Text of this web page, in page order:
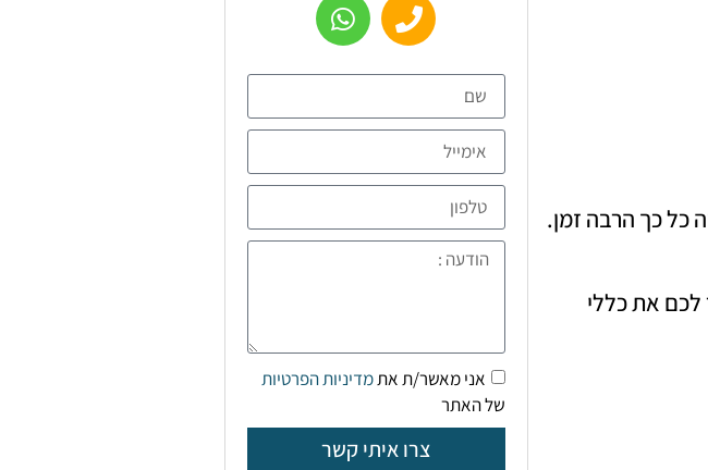
כל כך הרבה זמן.
לכם את כללי
אני מאשר/ת אתמדיניות הפרטיות
של האתר
צרו איתי קשר